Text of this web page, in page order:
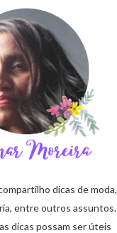
dicas de moda,
entre outros assuntos.
dicas possam ser úteis